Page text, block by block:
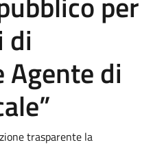
di
di
trasparente la